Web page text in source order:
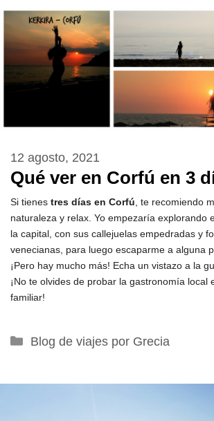
Qué ver en Corfú en 3
12 agosto, 2021
Si tienes tres días en Corfú , te recomiendo
naturaleza y relax. Yo empezaría explorando
la capital, con sus callejuelas empedradas y
venecianas, para luego escaparme a alguna
¡Pero hay mucho más! Echa un vistazo a la
¡No te olvides de probar la gastronomía local
familiar!
Categorías
Blog de viajes por Grecia